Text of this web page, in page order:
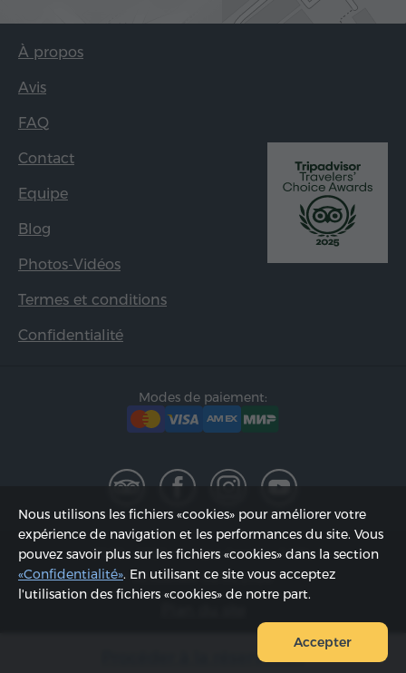
Procéder à la réservation
À propos
Avis
FAQ
Contact
Equipe
Blog
Photos-Vidéos
Termes et conditions
Confidentialité
Modes de paiement:
2002 - 2026, © «Hyur Service» SARL;
Actualisée 08.08.2026
Nous utilisons les fichiers «cookies» pour améliorer votre
expérience de navigation et les performances du site. Vous
pouvez savoir plus sur les fichiers «cookies» dans la section
«Confidentialité». En utilisant ce site vous acceptez
l'utilisation des fichiers «cookies» de notre part.
Accepter